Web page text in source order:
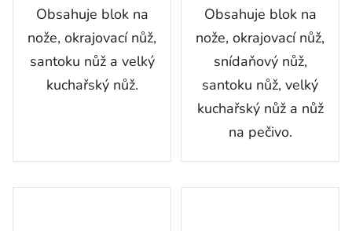
Obsahuje blok na
nože, okrajovací nůž,
santoku nůž a velký
kuchařský nůž.
Obsahuje blok na
nože, okrajovací nůž,
snídaňový nůž,
santoku nůž, velký
kuchařský nůž a nůž
na pečivo.